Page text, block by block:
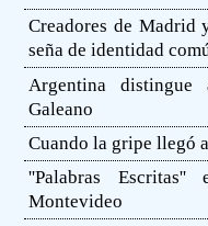
Creadores de Madrid
seña de identidad
Argentina distingue
Galeano
Cuando la gripe llegó
''Palabras
Montevideo